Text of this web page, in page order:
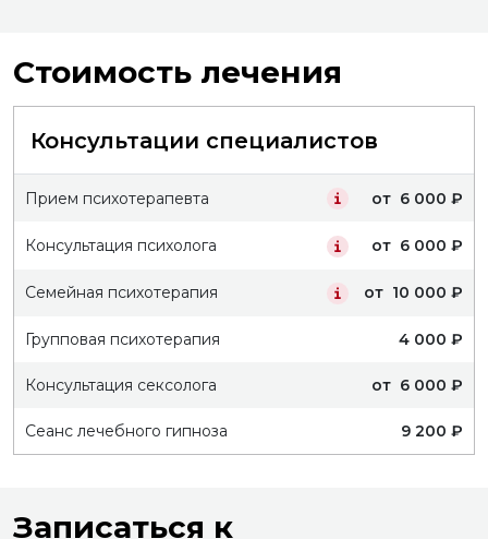
Стоимость лечения
Консультации специалистов
Прием психотерапевта от 6 000 ₽
Консультация психолога от 6 000 ₽
Семейная психотерапия от 10 000 ₽
Групповая психотерапия 4 000 ₽
Консультация сексолога от 6 000 ₽
Сеанс лечебного гипноза 9 200 ₽
Записаться к